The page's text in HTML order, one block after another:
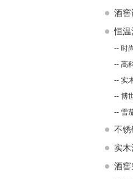
酒窖
恒温
-- 时
-- 高
-- 实
-- 博
-- 雪
不锈
实木
酒窖